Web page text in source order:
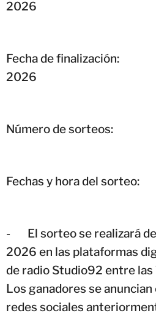
2026
Fecha de finalización:
2026
Número de
Fechas y hora del
- El sorteo se realizará
2026 en las plataformas
de radio Studio92 entre
Los ganadores se anuncian
redes sociales